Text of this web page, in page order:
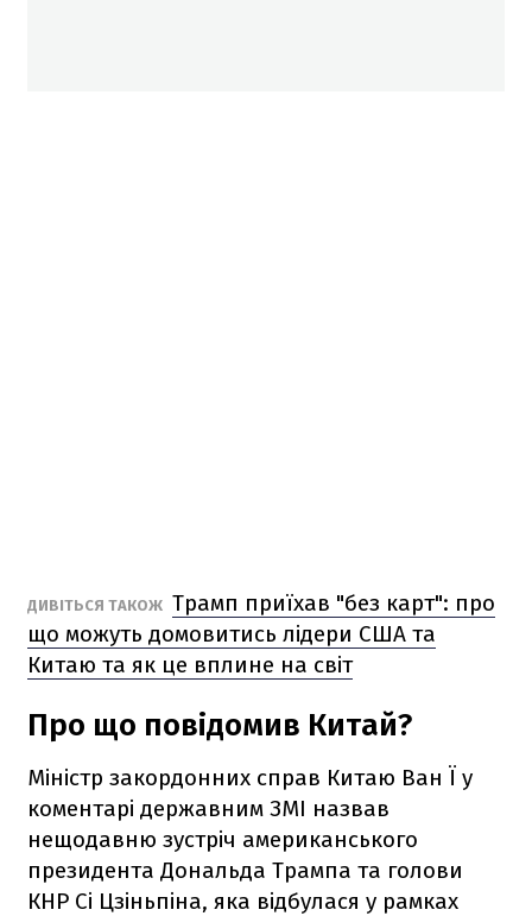
ДИВІТЬСЯ ТАКОЖ Трамп приїхав "без карт": про
що можуть домовитись лідери США та
Китаю та як це вплине на світ
Про що повідомив Китай?
Міністр закордонних справ Китаю Ван Ї у
коментарі державним ЗМІ назвав
нещодавню зустріч американського
президента Дональда Трампа та голови
КНР Сі Цзіньпіна, яка відбулася у рамках